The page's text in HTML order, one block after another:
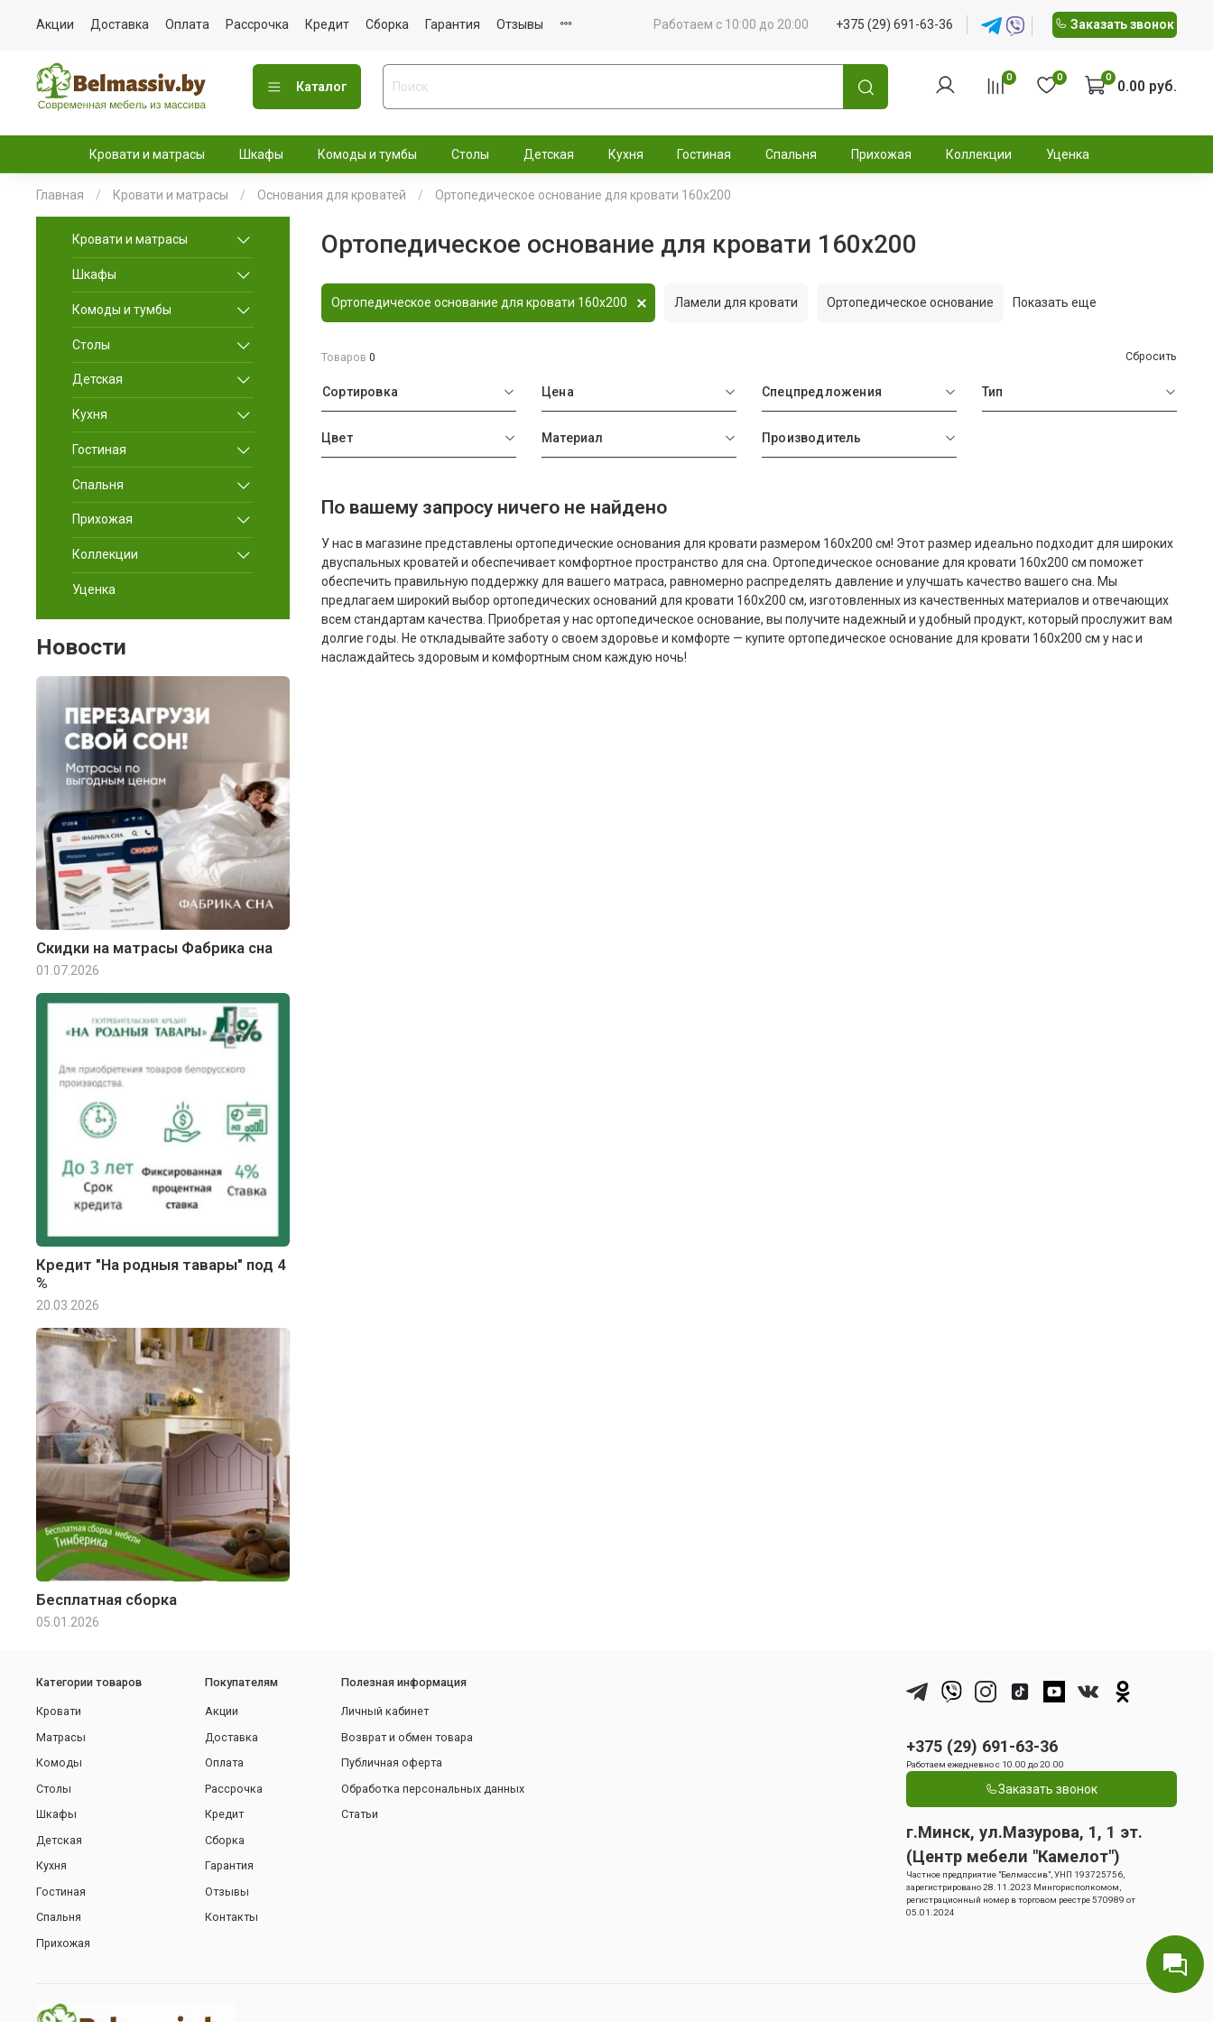
Акции Доставка Оплата Рассрочка Кредит Сборка Гарантия Отзывы Работаем с 10:00 до 20:00 +375 (29) 691-63-36 Заказать звонок
Каталог
0 0 0 0.00 руб.
Кровати и матрасы Шкафы Комоды и тумбы Столы Детская Кухня Гостиная Спальня Прихожая Коллекции Уценка
Главная Кровати и матрасы Основания для кроватей Ортопедическое основание для кровати 160x200
Ортопедическое основание для кровати 160x200
Ортопедическое основание для кровати 160x200 Ламели для кровати Ортопедическое основание Показать еще
Товаров 0 Сбросить
Сортировка Цена Спецпредложения Тип
Цвет Материал Производитель
По вашему запросу ничего не найдено
У нас в магазине представлены ортопедические основания для кровати размером 160x200 см! Этот размер идеально подходит для широких
двуспальных кроватей и обеспечивает комфортное пространство для сна. Ортопедическое основание для кровати 160x200 см поможет
обеспечить правильную поддержку для вашего матраса, равномерно распределять давление и улучшать качество вашего сна. Мы
предлагаем широкий выбор ортопедических оснований для кровати 160x200 см, изготовленных из качественных материалов и отвечающих
всем стандартам качества. Приобретая у нас ортопедическое основание, вы получите надежный и удобный продукт, который прослужит вам
долгие годы. Не откладывайте заботу о своем здоровье и комфорте — купите ортопедическое основание для кровати 160x200 см у нас и
наслаждайтесь здоровым и комфортным сном каждую ночь!
Кровати и матрасы
Шкафы
Комоды и тумбы
Столы
Детская
Кухня
Гостиная
Спальня
Прихожая
Коллекции
Уценка
Новости
Скидки на матрасы Фабрика сна
01.07.2026
Кредит "На родныя тавары" под 4
%
20.03.2026
Бесплатная сборка
05.01.2026
Категории товаров
Кровати
Матрасы
Комоды
Столы
Шкафы
Детская
Кухня
Гостиная
Спальня
Прихожая
Покупателям
Акции
Доставка
Оплата
Рассрочка
Кредит
Сборка
Гарантия
Отзывы
Контакты
Полезная информация
Личный кабинет
Возврат и обмен товара
Публичная оферта
Обработка персональных данных
Статьи
+375 (29) 691-63-36
Работаем ежедневно с 10.00 до 20.00
Заказать звонок
г.Минск, ул.Мазурова, 1, 1 эт.
(Центр мебели "Камелот")
Частное предприятие "Белмассив", УНП 193725756,
зарегистрировано 28.11.2023 Мингорисполкомом,
регистрационный номер в торговом реестре 570989 от
05.01.2024